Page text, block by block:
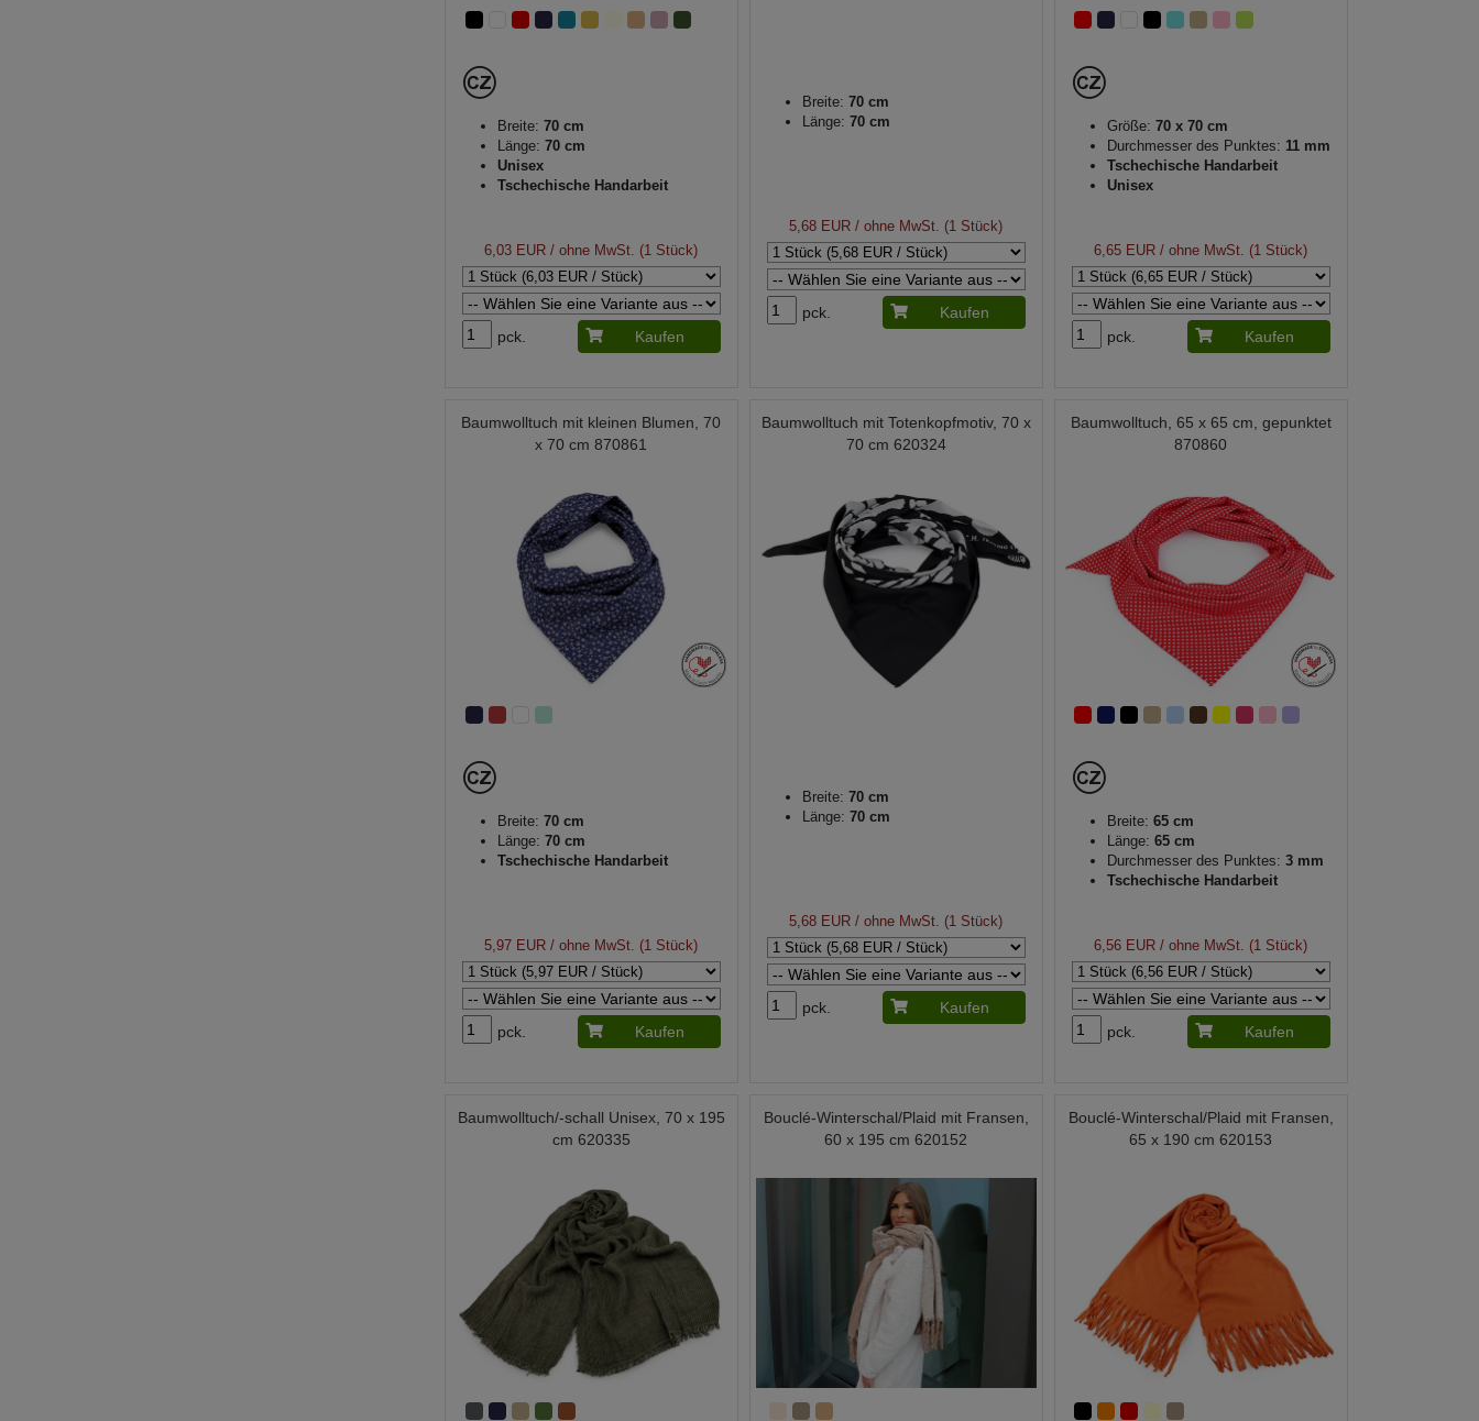
Breite: 70 cm
Länge: 70 cm
Unisex
Tschechische Handarbeit
6,03 EUR / ohne MwSt. (1 Stück)
pck. Kaufen
Breite: 70 cm
Länge: 70 cm
5,68 EUR / ohne MwSt. (1 Stück)
pck. Kaufen
Größe: 70 x 70 cm
Durchmesser des Punktes: 11 mm
Tschechische Handarbeit
Unisex
6,65 EUR / ohne MwSt. (1 Stück)
pck. Kaufen
Baumwolltuch mit kleinen Blumen, 70
x 70 cm 870861
Breite: 70 cm
Länge: 70 cm
Tschechische Handarbeit
5,97 EUR / ohne MwSt. (1 Stück)
pck. Kaufen
Baumwolltuch mit Totenkopfmotiv, 70 x
70 cm 620324
Breite: 70 cm
Länge: 70 cm
5,68 EUR / ohne MwSt. (1 Stück)
pck. Kaufen
Baumwolltuch, 65 x 65 cm, gepunktet
870860
Breite: 65 cm
Länge: 65 cm
Durchmesser des Punktes: 3 mm
Tschechische Handarbeit
6,56 EUR / ohne MwSt. (1 Stück)
pck. Kaufen
Baumwolltuch/-schall Unisex, 70 x 195
cm 620335
Bouclé-Winterschal/Plaid mit Fransen,
60 x 195 cm 620152
Bouclé-Winterschal/Plaid mit Fransen,
65 x 190 cm 620153